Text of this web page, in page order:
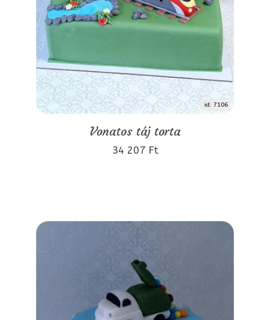
id: 7106
Vonatos táj torta
34 207 Ft